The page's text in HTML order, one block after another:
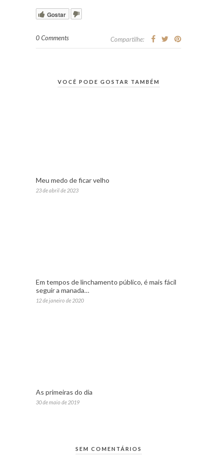
Gostar
0 Comments Compartilhe:
VOCÊ PODE GOSTAR TAMBÉM
Meu medo de ficar velho
23 de abril de 2023
Em tempos de linchamento público, é mais fácil
seguir a manada…
12 de janeiro de 2020
As primeiras do dia
30 de maio de 2019
SEM COMENTÁRIOS